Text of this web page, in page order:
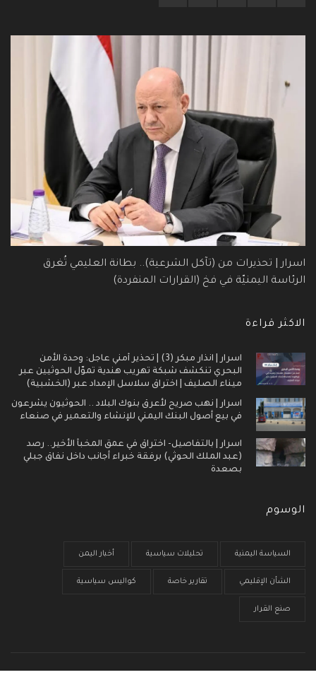
اسرار | تحذيرات من (تآكل الشرعية).. بطانة العليمي تُغرق
الرئاسة اليمنيّة في فخ (القرارات المنفردة)
الاكثر قراءة
اسرار | انذار مبكر (3) | تحذير أمني عاجل: وحدة الأمن
البحري تنكشف شبكة تهريب هندية تموّل الحوثيين عبر
ميناء الصليف | اختراق سلاسل الإمداد عبر (الخشبية)
اسرار | نهب صريح لأعرق بنوك البلاد .. الحوثيون يشرعون
في بيع أصول البنك اليمني للإنشاء والتعمير في صنعاء
اسرار | بالتفاصيل- اختراق في عمق المخبأ الأخير.. رصد
(عبد الملك الحوثي) برفقة خبراء أجانب داخل نفاق جبلي
بصعدة
الوسوم
السياسة اليمنية تحليلات سياسية أخبار اليمن
الشأن الإقليمي تقارير خاصة كواليس سياسية
صنع القرار